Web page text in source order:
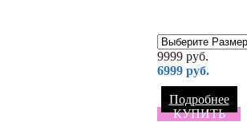
9999 руб.
6999 руб.
Подробнее
КУПИТЬ